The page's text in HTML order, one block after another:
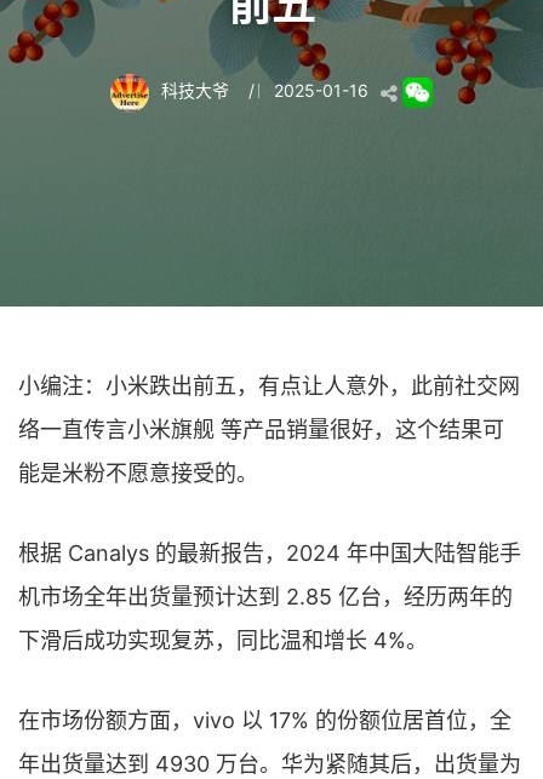
科技大爷 / 2025-01-16
小编注：小米跌出前五，有点让人意外，此前社交网
络一直传言小米旗舰 等产品销量很好，这个结果可
能是米粉不愿意接受的。
根据 Canalys 的最新报告，2024 年中国大陆智能手
机市场全年出货量预计达到 2.85 亿台，经历两年的
下滑后成功实现复苏，同比温和增长 4%。
在市场份额方面，vivo 以 17% 的份额位居首位，全
年出货量达到 4930 万台。华为紧随其后，出货量为